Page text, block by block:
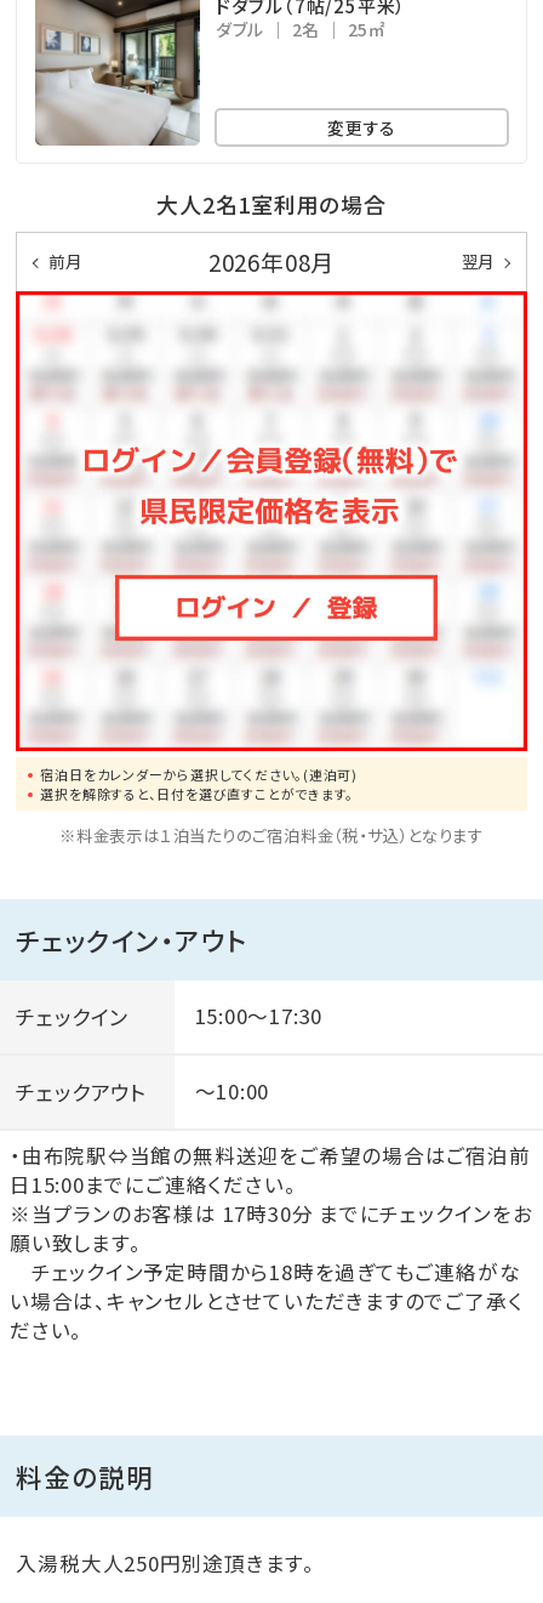
ドダブル（7帖/25平米）
ダブル 2名 25㎡
変更する
大人2名1室利用の場合
前月 2026年08月 翌月
宿泊日をカレンダーから選択してください。(連泊可)
選択を解除すると、日付を選び直すことができます。
※料金表示は１泊当たりのご宿泊料金（税・サ込）となります
チェックイン・アウト
チェックイン 15:00～17:30
チェックアウト ～10:00
・由布院駅⇔当館の無料送迎をご希望の場合はご宿泊前
日15:00までにご連絡ください。
※当プランのお客様は 17時30分 までにチェックインをお
願い致します。
チェックイン予定時間から18時を過ぎてもご連絡がな
い場合は、キャンセルとさせていただきますのでご了承く
ださい。
料金の説明
入湯税大人250円別途頂きます。